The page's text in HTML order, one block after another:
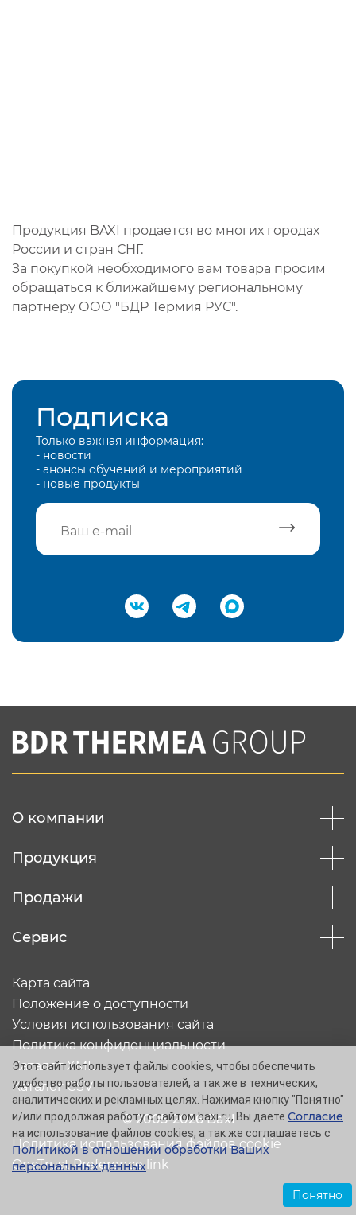
Продукция BAXI продается во многих городах
России и стран СНГ.
За покупкой необходимого вам товара просим
обращаться к ближайшему региональному
партнеру ООО "БДР Термия РУС".
Подписка
Только важная информация:
- новости
- анонсы обучений и мероприятий
- новые продукты
Подтвердить e-mail
Вы соглашаетесь с нашей политикой
конфеденциальности
О компании
Продукция
Продажи
Сервис
© 2005-2026 Baxi
Карта сайта
Положение о доступности
Условия использования сайта
Политика конфиденциальности
Каталог XML
Каталог CSV
Политика использования файлов cookie
OneTrust Preference link
Этот сайт использует файлы cookies, чтобы обеспечить
удобство работы пользователей, а так же в технических,
аналитических и рекламных целях. Нажимая кнопку "Понятно"
и/или продолжая работу с сайтом baxi.ru, Вы даете Согласие
на использование файлов cookies, а так же соглашаетесь с
Политикой в отношении обработки Ваших
персональных данных.
Понятно